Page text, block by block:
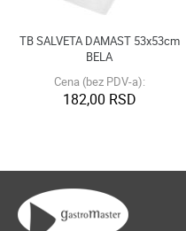
TB SALVETA DAMAST 53x53cm
BELA
Cena (bez PDV-a):
182,00 RSD